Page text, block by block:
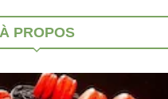
À PROPOS